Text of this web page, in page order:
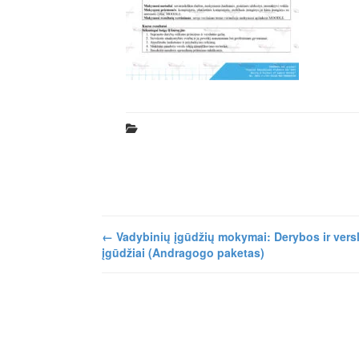
← Vadybinių įgūdžių mokymai: Derybos ir
įgūdžiai (Andragogo paketas)